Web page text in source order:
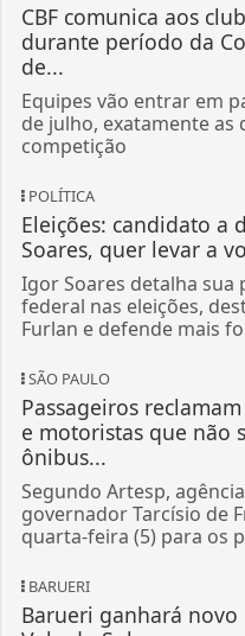
CBF comunica aos
durante período da
de...
Equipes vão entrar em
de julho, exatamente as
competição
POLÍTICA
Eleições: candidato a
Soares, quer levar a
Igor Soares detalha
federal nas eleições,
Furlan e defende mais
SÃO PAULO
Passageiros
e motoristas que não
ônibus...
Segundo Artesp,
governador Tarcísio de
quarta-feira (5) para os
BARUERI
Barueri ganhará